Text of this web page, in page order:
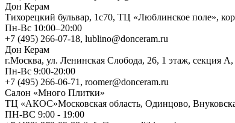
Дон Керам
Тихорецкий бульвар, 1с70, ТЦ «Люблинское поле»,
Пн-Вс 10:00–20:00
+7 (495) 266-07-18, lublino@donceram.ru
Дон Керам
г.Москва, ул. Ленинская Слобода, 26, 1 этаж, секция
Пн-Вс 9:00-20:00
+7 (495) 266-06-71, roomer@donceram.ru
Салон «Много Плитки»
ТЦ «АКОС»Московская область, Одинцово,
ПН-ВС 9:00 - 19:00